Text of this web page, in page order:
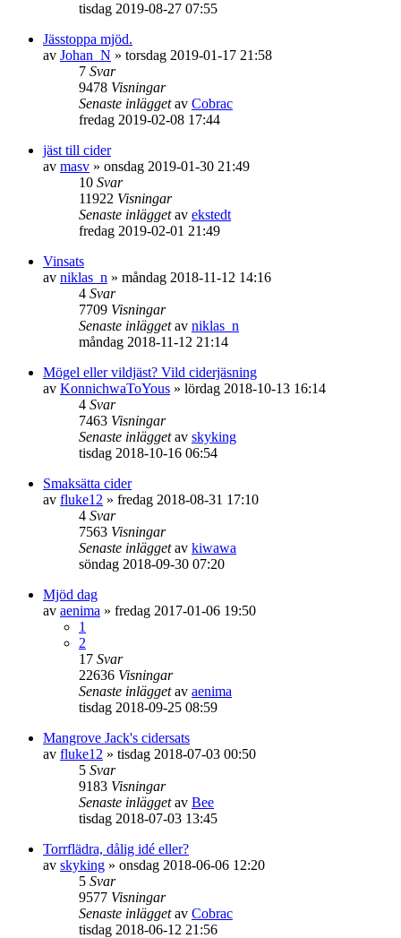
tisdag 2019-08-27 07:55
Jässtoppa mjöd.
av Johan_N » torsdag 2019-01-17 21:58
7 Svar
9478 Visningar
Senaste inläggetav Cobrac
fredag 2019-02-08 17:44
jäst till cider
av masv » onsdag 2019-01-30 21:49
10 Svar
11922 Visningar
Senaste inläggetav ekstedt
fredag 2019-02-01 21:49
Vinsats
av niklas_n » måndag 2018-11-12 14:16
4 Svar
7709 Visningar
Senaste inläggetav niklas_n
måndag 2018-11-12 21:14
Mögel eller vildjäst? Vild ciderjäsning
av KonnichwaToYous » lördag 2018-10-13 16:14
4 Svar
7463 Visningar
Senaste inläggetav skyking
tisdag 2018-10-16 06:54
Smaksätta cider
av fluke12 » fredag 2018-08-31 17:10
4 Svar
7563 Visningar
Senaste inläggetav kiwawa
söndag 2018-09-30 07:20
Mjöd dag
av aenima » fredag 2017-01-06 19:50
1
2
17 Svar
22636 Visningar
Senaste inläggetav aenima
tisdag 2018-09-25 08:59
Mangrove Jack's cidersats
av fluke12 » tisdag 2018-07-03 00:50
5 Svar
9183 Visningar
Senaste inläggetav Bee
tisdag 2018-07-03 13:45
Torrflädra, dålig idé eller?
av skyking » onsdag 2018-06-06 12:20
5 Svar
9577 Visningar
Senaste inläggetav Cobrac
tisdag 2018-06-12 21:56